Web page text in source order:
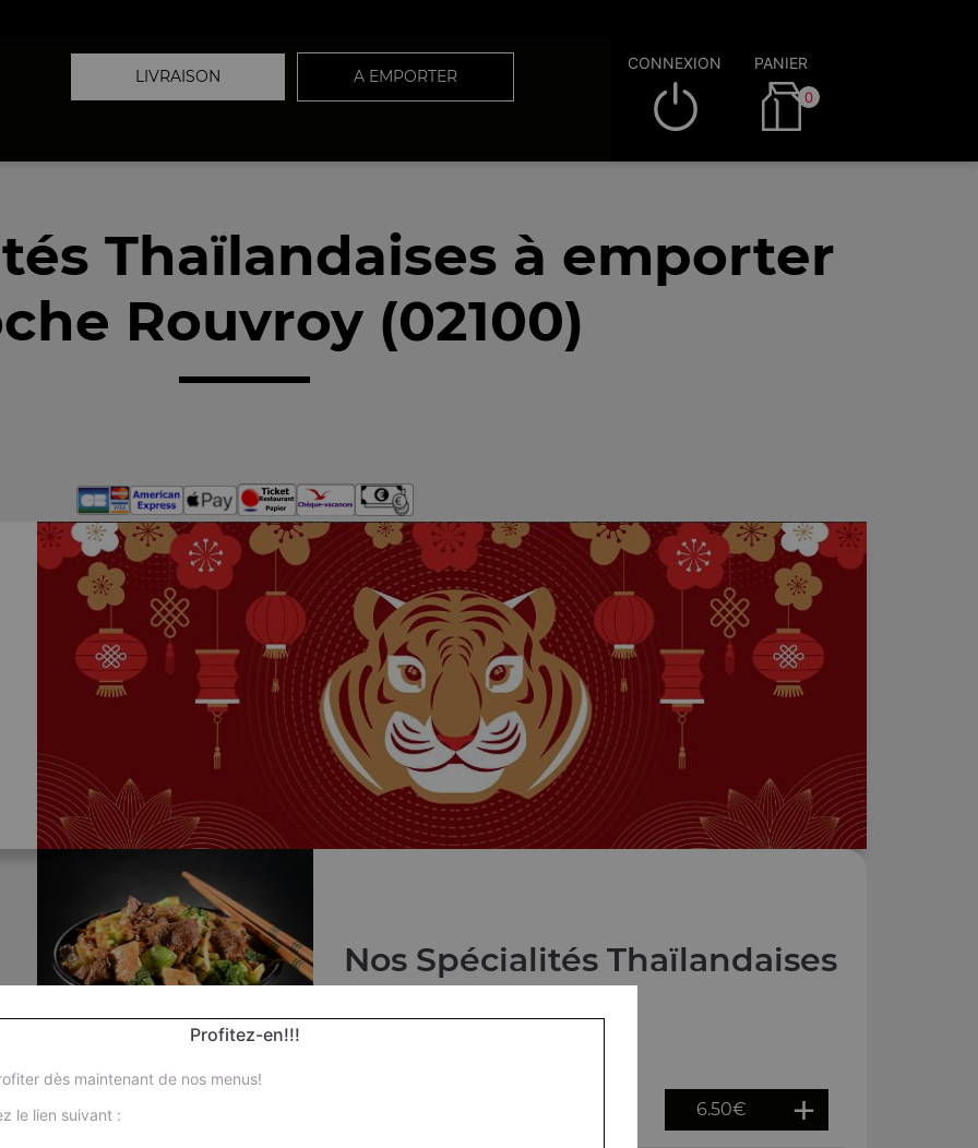
LIVRAISON A EMPORTER
CONNEXION PANIER
0
Thaïlandaises à emporter
Rouvroy (02100)
Nos Spécialités Thaïlandaises
Potage thaï aux crevettes à la citronnelle pimentée ts1 6.50€
Profitez-en!!!
dès maintenant de nos menus!
le lien suivant :